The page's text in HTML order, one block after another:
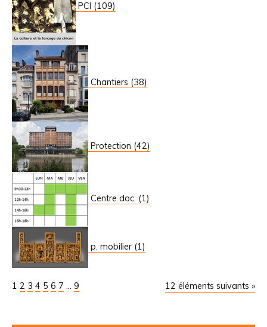
PCI (109)
Chantiers (38)
Protection (42)
Centre doc. (1)
p. mobilier (1)
12 éléments suivants »
1 2 3 4 5 6 7 ... 9